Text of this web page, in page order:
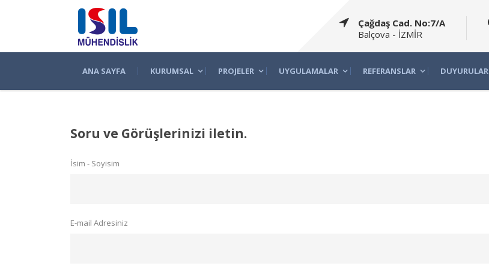
Çağdaş Cad. No:7/A
Balçova - İZMİR
ANA SAYFA KURUMSAL PROJELER UYGULAMALAR REFERANSLAR DUYURULAR
Soru ve Görüşlerinizi iletin.
İsim - Soyisim
E-mail Adresiniz